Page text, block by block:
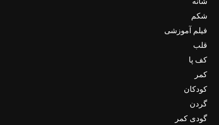
شکم
فیلم آموزشی
قلب
کف پا
کمر
کودکان
گردن
گودی کمر